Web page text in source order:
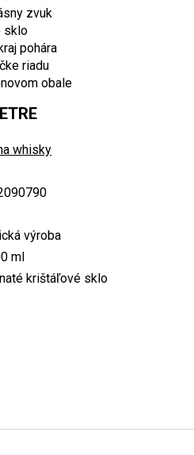
zvuk
sklo
pohára
riadu
obale
whisky
výroba
ml
krištáľové sklo